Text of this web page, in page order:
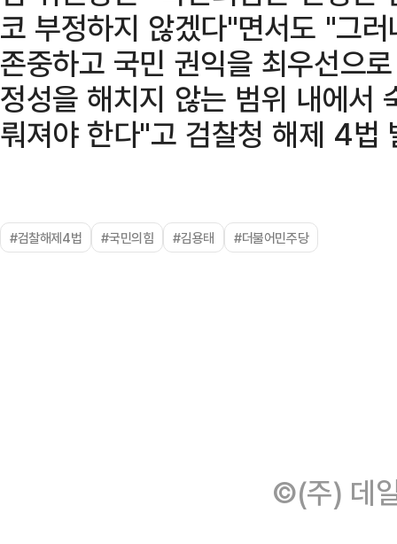
코 부정하지 않겠다"면서도 "그
존중하고 국민 권익을 최우선으
정성을 해치지 않는 범위 내에서
뤄져야 한다"고 검찰청 해제 4법
#검찰해제4법 #국민의힘 #김용태 #더불어민주당
©(주) 데